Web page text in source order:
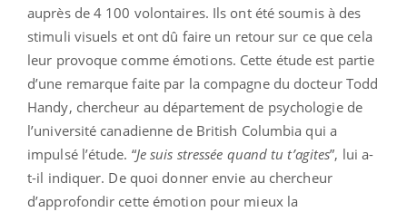
auprès de 4 100 volontaires. Ils ont été soumis à des
stimuli visuels et ont dû faire un retour sur ce que cela
leur provoque comme émotions. Cette étude est partie
d’une remarque faite par la compagne du docteur Todd
Handy, chercheur au département de psychologie de
l’université canadienne de British Columbia qui a
impulsé l’étude. “Je suis stressée quand tu t’agites”, lui a-
t-il indiquer. De quoi donner envie au chercheur
d’approfondir cette émotion pour mieux la